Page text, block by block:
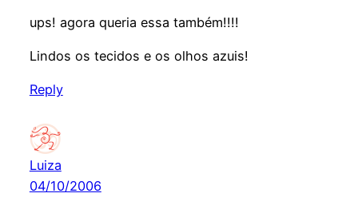
ups! agora queria essa também!!!!
Lindos os tecidos e os olhos azuis!
Reply
Luiza
04/10/2006